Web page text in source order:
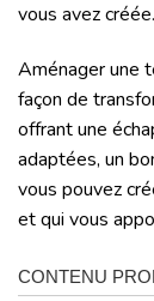
vous avez créée.
Aménager une
façon de
offrant une
adaptées, un
vous pouvez
et qui vous